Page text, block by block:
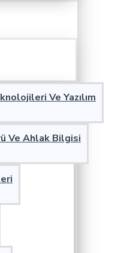
Ve Yazılım
Ve Ahlak Bilgisi